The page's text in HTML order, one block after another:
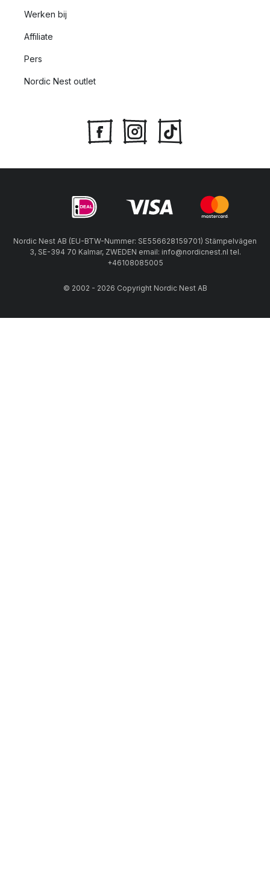
Werken bij
Affiliate
Pers
Nordic Nest outlet
Nordic Nest AB (EU-BTW-Nummer: SE556628159701) Stämpelvägen
3, SE-394 70 Kalmar, ZWEDEN email: info@nordicnest.nl tel.
+46108085005
© 2002 - 2026 Copyright Nordic Nest AB